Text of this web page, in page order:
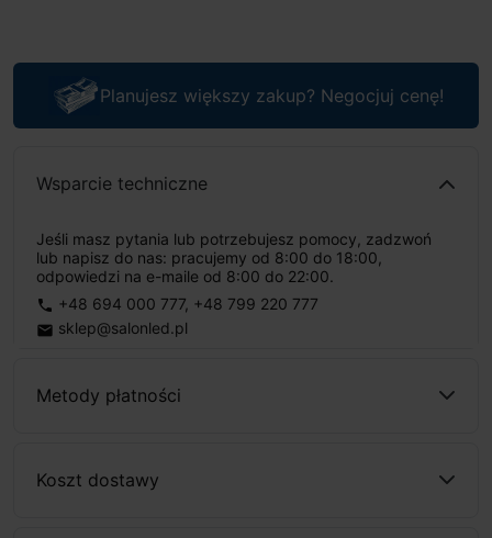
Planujesz większy zakup? Negocjuj cenę!
Wsparcie techniczne
Jeśli masz pytania lub potrzebujesz pomocy, zadzwoń
lub napisz do nas: pracujemy od 8:00 do 18:00,
odpowiedzi na e-maile od 8:00 do 22:00.
phone +48 694 000 777, +48 799 220 777
email sklep@salonled.pl
Metody płatności
Koszt dostawy